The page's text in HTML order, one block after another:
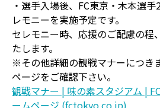
・選手入場後、FC東京・木本選
レモニーを実施予定です。
セレモニー時、応援のご配慮の程
たします。
※その他詳細の観戦マナーにつき
ページをご確認下さい。
観戦マナー | 味の素スタジアム |
ームページ (fctokyo.co.jp)